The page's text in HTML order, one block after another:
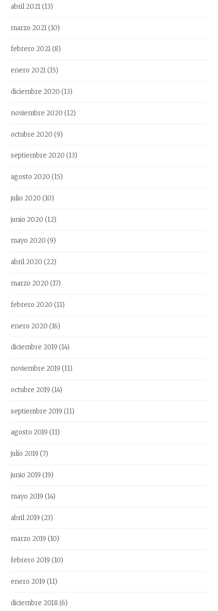
abril 2021(13)
marzo 2021(10)
febrero 2021(8)
enero 2021(15)
diciembre 2020 (13)
noviembre 2020 (12)
octubre 2020 (9)
septiembre 2020 (13)
agosto 2020 (15)
julio 2020 (10)
junio 2020 (12)
mayo 2020 (9)
abril 2020 (22)
marzo 2020 (17)
febrero 2020 (11)
enero 2020 (16)
diciembre 2019 (14)
noviembre 2019 (11)
octubre 2019 (14)
septiembre 2019 (11)
agosto 2019 (11)
julio 2019 (7)
junio 2019 (19)
mayo 2019 (14)
abril 2019 (23)
marzo 2019 (10)
febrero 2019 (10)
enero 2019 (11)
diciembre 2018 (6)